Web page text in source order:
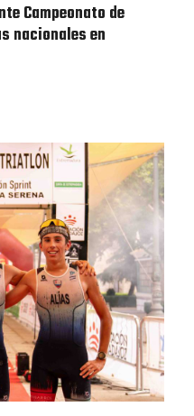
Campeonato de
nacionales en